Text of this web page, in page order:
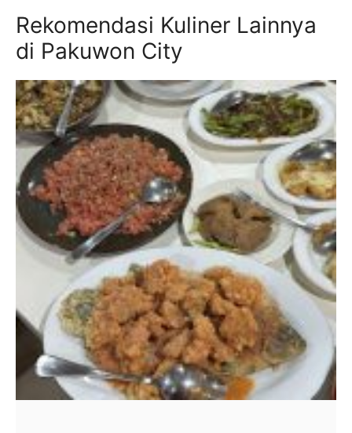
Rekomendasi Kuliner Lainnya
di Pakuwon City